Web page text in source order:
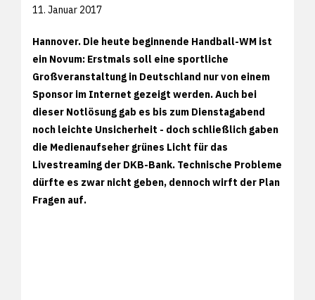
11. Januar 2017
Hannover. Die heute beginnende Handball-WM ist
ein Novum: Erstmals soll eine sportliche
Großveranstaltung in Deutschland nur von einem
Sponsor im Internet gezeigt werden. Auch bei
dieser Notlösung gab es bis zum Dienstagabend
noch leichte Unsicherheit - doch schließlich gaben
die Medienaufseher grünes Licht für das
Livestreaming der DKB-Bank. Technische Probleme
dürfte es zwar nicht geben, dennoch wirft der Plan
Fragen auf.